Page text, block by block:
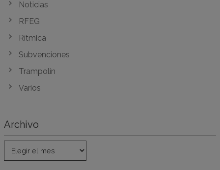
Noticias
RFEG
Rítmica
Subvenciones
Trampolín
Varios
Archivo